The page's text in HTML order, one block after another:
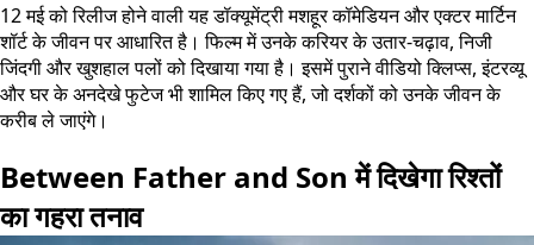
12 मई को रिलीज होने वाली यह डॉक्यूमेंट्री मशहूर कॉमेडियन और एक्टर मार्टिन
शॉर्ट के जीवन पर आधारित है। फिल्म में उनके करियर के उतार-चढ़ाव, निजी
जिंदगी और खुशहाल पलों को दिखाया गया है। इसमें पुराने वीडियो क्लिप्स, इंटरव्यू
और घर के अनदेखे फुटेज भी शामिल किए गए हैं, जो दर्शकों को उनके जीवन के
करीब ले जाएंगे।
Between Father and Son में दिखेगा रिश्तों
का गहरा तनाव